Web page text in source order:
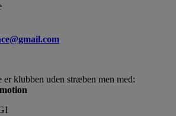
klubben uden stræben men med: